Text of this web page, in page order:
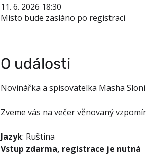
11. 6. 2026 18:30
Místo bude zasláno po registraci
O události
Novinářka a spisovatelka Masha
Zveme vás na večer věnovaný
Jazyk: Ruština
Vstup zdarma, registrace je nutná